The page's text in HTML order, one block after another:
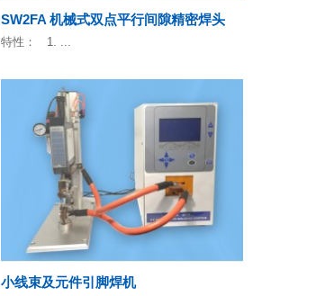
SW2FA 机械式双点平行间隙精密焊头
特性： 1. ...
小线束及元件引脚焊机